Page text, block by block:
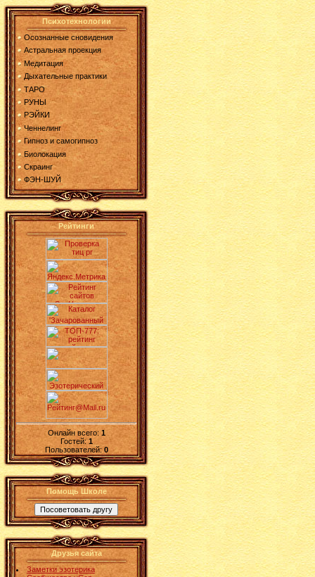
Психотехнологии
Осознанные сновидения
Астральная проекция
Медитация
Дыхательные практики
ТАРО
РУНЫ
РЭЙКИ
Ченнелинг
Гипноз и самогипноз
Биолокация
Скраинг
ФЭН-ШУЙ
Рейтинги
Онлайн всего: 1
Гостей:1
Пользователей:0
Помощь Школе
Друзья сайта
Заметки эзотерика